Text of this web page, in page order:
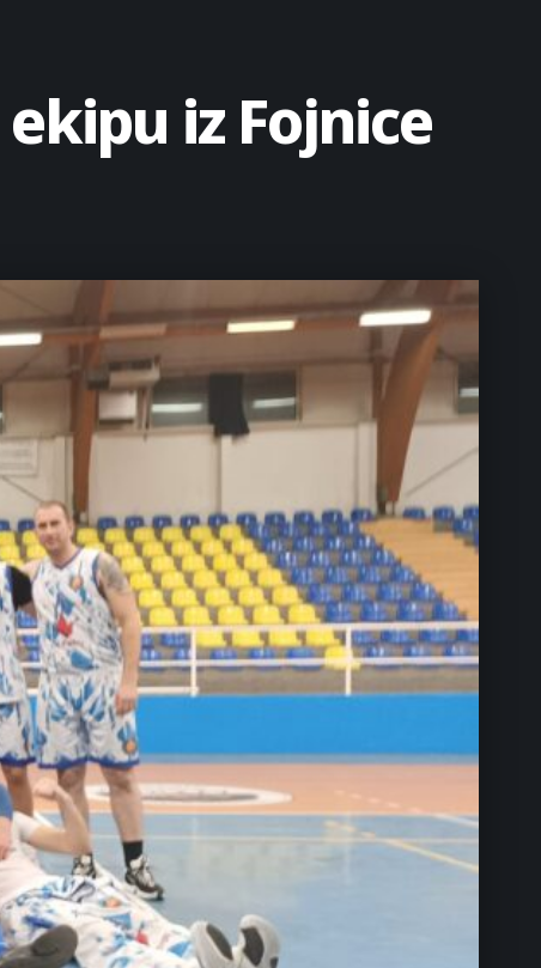
iz Fojnice